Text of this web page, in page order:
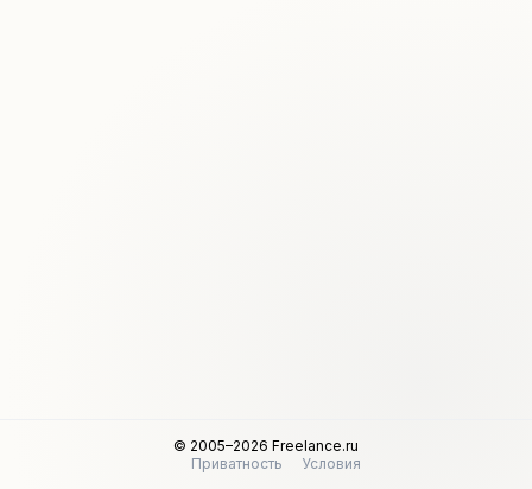
© 2005–2026 Freelance.ru
Приватность
Условия